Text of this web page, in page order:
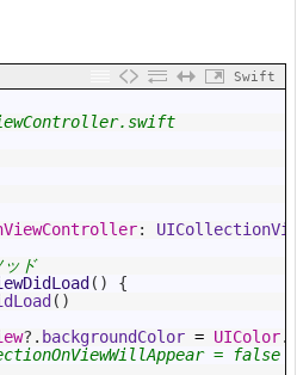
Swift
:
ド
( )
{
( )
? . backgroundColor = UIColor.
= false